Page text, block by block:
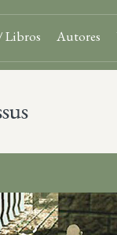
Libros Autores